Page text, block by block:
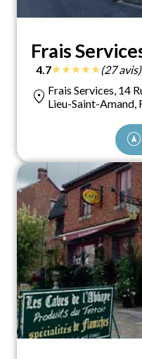
Frais
4.7★★★★★(27 avis)
location_on Frais Services, 14
Lieu-Saint-Amand,
assistant_navigation